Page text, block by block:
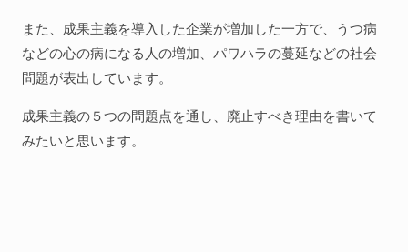
WordPress
Webその他
また、成果主義を導入した企業が増加した一方で、うつ病
などの心の病になる人の増加、パワハラの蔓延などの社会
問題が表出しています。
成果主義の５つの問題点を通し、廃止すべき理由を書いて
みたいと思います。